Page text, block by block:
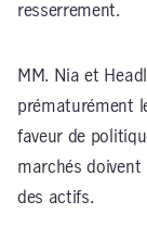
resserrement.
MM. Nia et
prématurément
faveur de
marchés doivent
des actifs.